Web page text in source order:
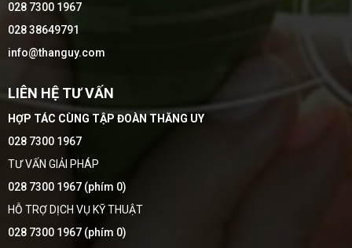
028 7300 1967
028 38649791
info@thanguy.com
LIÊN HỆ TƯ VẤN
HỢP TÁC CÙNG TẬP ĐOÀN THĂNG UY
028 7300 1967
TƯ VẤN GIẢI PHÁP
028 7300 1967 (phím 0)
HỖ TRỢ DỊCH VỤ KỸ THUẬT
028 7300 1967 (phím 0)